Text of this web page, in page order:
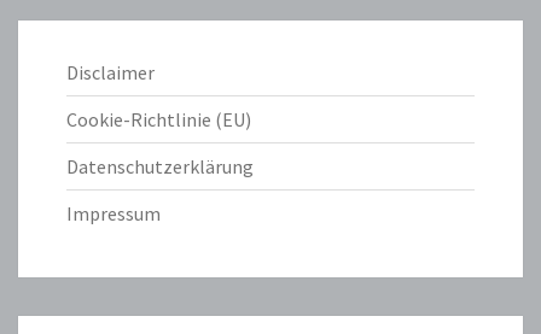
Disclaimer
Cookie-Richtlinie (EU)
Datenschutzerklärung
Impressum